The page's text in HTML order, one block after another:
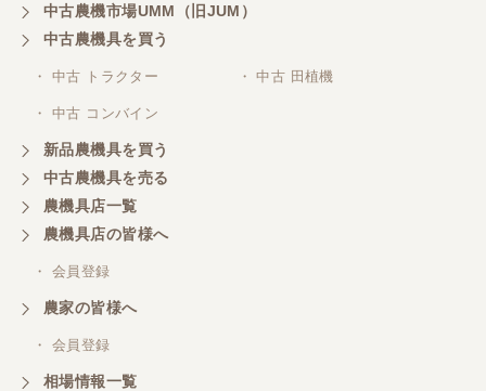
三重県／株式会社 ケイ・エス・エンタープライズ
中古農機市場UMM（旧JUM）
中古農機具を買う
・ 中古 トラクター ・ 中古 田植機
・ 中古 コンバイン
新品農機具を買う
中古農機具を売る
農機具店一覧
農機具店の皆様へ
・ 会員登録
農家の皆様へ
・ 会員登録
相場情報一覧